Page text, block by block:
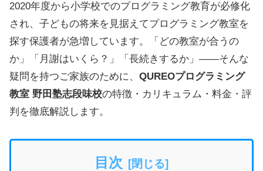
2020年度から小学校でのプログラミング教育が必修化
され、子どもの将来を見据えてプログラミング教室を
探す保護者が急増しています。「どの教室が合うの
か」「月謝はいくら？」「長続きするか」——そんな
疑問を持つご家族のために、 QUREOプログラミング
教室 野田塾志段味校の特徴・カリキュラム・料金・評
判を徹底解説します。
目次